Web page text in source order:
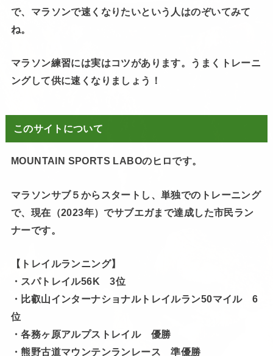
で、マラソンで速くなりたいという人はのぞいてみて
ね。
マラソン練習には実はコツがあります。うまくトレーニ
ングして供に速くなりましょう！
このサイトについて
MOUNTAIN SPORTS LABOのヒロです。
マラソンサブ５からスタートし、単独でのトレーニング
で、現在（2023年）でサブエガまで達成した市民ラン
ナーです。
【トレイルランニング】
・スパトレイル56K 3位
・比叡山インターナショナルトレイルラン50マイル 6
位
・各務ヶ原アルプストレイル 優勝
・熊野古道マウンテンランレース 準優勝